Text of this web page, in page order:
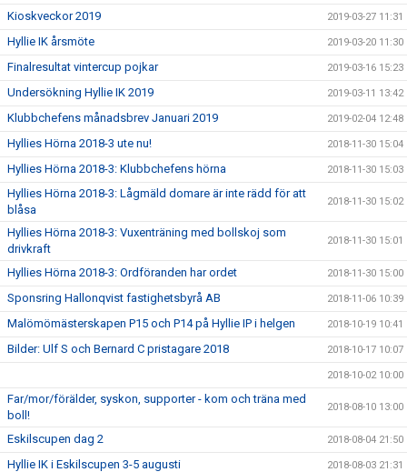
Kioskveckor 2019 2019-03-27 11:31
Hyllie IK årsmöte 2019-03-20 11:30
Finalresultat vintercup pojkar 2019-03-16 15:23
Undersökning Hyllie IK 2019 2019-03-11 13:42
Klubbchefens månadsbrev Januari 2019 2019-02-04 12:48
Hyllies Hörna 2018-3 ute nu! 2018-11-30 15:04
Hyllies Hörna 2018-3: Klubbchefens hörna 2018-11-30 15:03
Hyllies Hörna 2018-3: Lågmäld domare är inte rädd för att
blåsa
2018-11-30 15:02
Hyllies Hörna 2018-3: Vuxenträning med bollskoj som
drivkraft
2018-11-30 15:01
Hyllies Hörna 2018-3: Ordföranden har ordet 2018-11-30 15:00
Sponsring Hallonqvist fastighetsbyrå AB 2018-11-06 10:39
Malömömästerskapen P15 och P14 på Hyllie IP i helgen 2018-10-19 10:41
Bilder: Ulf S och Bernard C pristagare 2018 2018-10-17 10:07
2018-10-02 10:00
Far/mor/förälder, syskon, supporter - kom och träna med
boll!
2018-08-10 13:00
Eskilscupen dag 2 2018-08-04 21:50
Hyllie IK i Eskilscupen 3-5 augusti 2018-08-03 21:31